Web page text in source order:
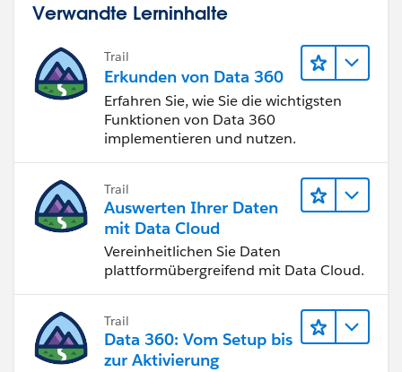
Verwandte Lerninhalte
Trail
Erkunden von Data 360
Erfahren Sie, wie Sie die wichtigsten
Funktionen von Data 360
implementieren und nutzen.
Trail
Auswerten Ihrer Daten
mit Data Cloud
Vereinheitlichen Sie Daten
plattformübergreifend mit Data Cloud.
Trail
Data 360: Vom Setup bis
zur Aktivierung